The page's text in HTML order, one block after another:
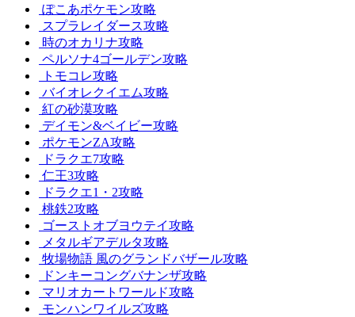
ぽこあポケモン攻略
スプラレイダース攻略
時のオカリナ攻略
ペルソナ4ゴールデン攻略
トモコレ攻略
バイオレクイエム攻略
紅の砂漠攻略
デイモン&ベイビー攻略
ポケモンZA攻略
ドラクエ7攻略
仁王3攻略
ドラクエ1・2攻略
桃鉄2攻略
ゴーストオブヨウテイ攻略
メタルギアデルタ攻略
牧場物語 風のグランドバザール攻略
ドンキーコングバナンザ攻略
マリオカートワールド攻略
モンハンワイルズ攻略